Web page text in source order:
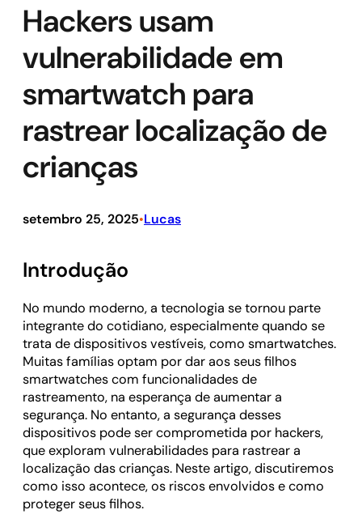
Hackers usam
vulnerabilidade em
smartwatch para
rastrear localização de
crianças
setembro 25, 2025•Lucas
Introdução
No mundo moderno, a tecnologia se tornou parte
integrante do cotidiano, especialmente quando se
trata de dispositivos vestíveis, como smartwatches.
Muitas famílias optam por dar aos seus filhos
smartwatches com funcionalidades de
rastreamento, na esperança de aumentar a
segurança. No entanto, a segurança desses
dispositivos pode ser comprometida por hackers,
que exploram vulnerabilidades para rastrear a
localização das crianças. Neste artigo, discutiremos
como isso acontece, os riscos envolvidos e como
proteger seus filhos.